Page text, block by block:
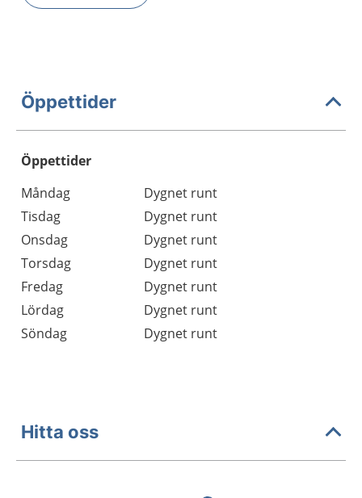
Öppettider
Öppettider
Dag
Öppettider
Kommentarer
Måndag
Dygnet runt
Tisdag
Dygnet runt
Onsdag
Dygnet runt
Torsdag
Dygnet runt
Fredag
Dygnet runt
Lördag
Dygnet runt
Söndag
Dygnet runt
Hitta oss